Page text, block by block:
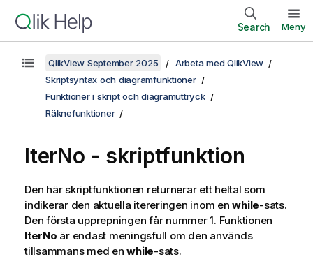
Search Meny
QlikView September 2025
Arbeta med QlikView
Skriptsyntax och diagramfunktioner
Funktioner i skript och diagramuttryck
Räknefunktioner
IterNo - skriptfunktion
Den här skriptfunktionen returnerar ett heltal som
indikerar den aktuella itereringen inom enwhile-sats.
Den första upprepningen får nummer 1. Funktionen
IterNo är endast meningsfull om den används
tillsammans med enwhile-sats.